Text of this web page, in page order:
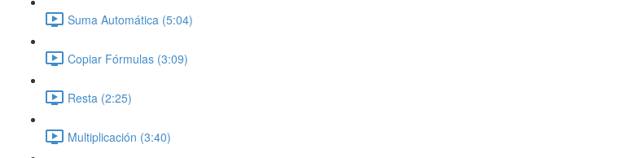
Suma Automática (5:04)
Copiar Fórmulas (3:09)
Resta (2:25)
Multiplicación (3:40)